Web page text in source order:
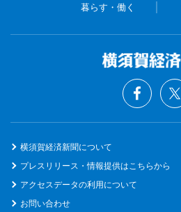
暮らす・働く
横須賀経済新聞について
プレスリリース・情報提供はこちらから
アクセスデータの利用について
お問い合わせ